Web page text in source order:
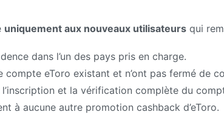
uniquement aux nouveaux utilisateurs qui
dans l’un des pays pris en charge.
compte eToro existant et n’ont pas fermé de
et la vérification complète du
à aucune autre promotion cashback d’eToro.